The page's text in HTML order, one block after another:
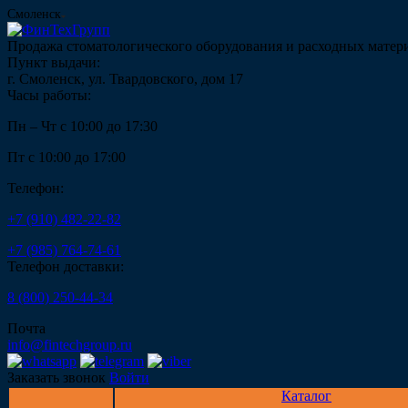
Смоленск
Продажа стоматологического оборудования и расходных
Пункт выдачи:
г. Смоленск, ул. Твардовского, дом 17
Часы работы:
Пн – Чт с 10:00 до 17:30
Пт с 10:00 до 17:00
Телефон:
+7 (910) 482-22-82
+7 (985) 764-74-61
Телефон доставки:
8 (800) 250-44-34
Почта
info@fintechgroup.ru
Заказать звонок Войти
Каталог